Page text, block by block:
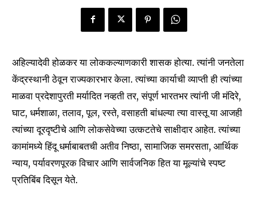
अहिल्यादेवी होळकर या लोककल्याणकारी शासक होत्या. त्यांनी जनतेला
केंद्रस्थानी ठेवून राज्यकारभार केला. त्यांच्या कार्याची व्याप्ती ही त्यांच्या
माळवा प्रदेशापुरती मर्यादित नव्हती तर, संपूर्ण भारतभर त्यांनी जी मंदिरे,
घाट, धर्मशाळा, तलाव, पूल, रस्ते, वसाहती बांधल्या त्या वास्तू या आजही
त्यांच्या दूरदृष्टीचे आणि लोकसेवेच्या उत्कटतेचे साक्षीदार आहेत. त्यांच्या
कामांमध्ये हिंदू धर्माबाबतची अतीव निष्ठा, सामाजिक समरसता, आर्थिक
न्याय, पर्यावरणपूरक विचार आणि सार्वजनिक हित या मूल्यांचे स्पष्ट
प्रतिबिंब दिसून येते.